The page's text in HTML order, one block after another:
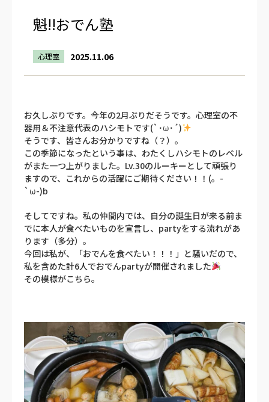
魁!!おでん塾
心理室 2025.11.06
お久しぶりです。今年の2月ぶりだそうです。心理室の不
器用＆不注意代表のハシモトです(`･ω･´)
そうです、皆さんお分かりですね（？）。
この季節になったという事は、わたくしハシモトのレベル
がまた一つ上がりました。Lv.30のルーキーとして頑張り
ますので、これからの活躍にご期待ください！！(。-
`ω-)b
そしてですね。私の仲間内では、自分の誕生日が来る前ま
でに本人が食べたいものを宣言し、partyをする流れがあ
ります（多分）。
今回は私が、「おでんを食べたい！！！」と騒いだので、
私を含めた計6人でおでんpartyが開催されました
その模様がこちら。